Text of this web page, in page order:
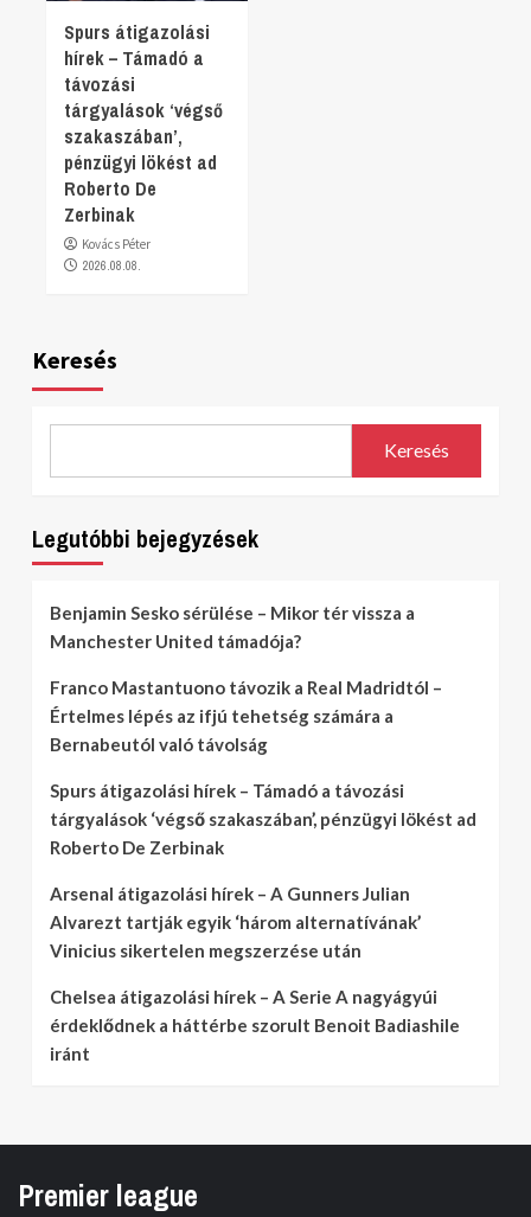
Spurs átigazolási
hírek – Támadó a
távozási
tárgyalások ‘végső
szakaszában’,
pénzügyi lökést ad
Roberto De
Zerbinak
Kovács Péter
2026.08.08.
Keresés
Keresés
Legutóbbi bejegyzések
Benjamin Sesko sérülése – Mikor tér vissza a
Manchester United támadója?
Franco Mastantuono távozik a Real Madridtól –
Értelmes lépés az ifjú tehetség számára a
Bernabeutól való távolság
Spurs átigazolási hírek – Támadó a távozási
tárgyalások ‘végső szakaszában’, pénzügyi lökést ad
Roberto De Zerbinak
Arsenal átigazolási hírek – A Gunners Julian
Alvarezt tartják egyik ‘három alternatívának’
Vinicius sikertelen megszerzése után
Chelsea átigazolási hírek – A Serie A nagyágyúi
érdeklődnek a háttérbe szorult Benoit Badiashile
iránt
Premier league